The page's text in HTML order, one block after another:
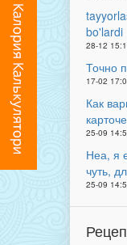
bo'lardi
28-12
Точно
17-02
Как
25-09
Неа, я
чуть,
25-09